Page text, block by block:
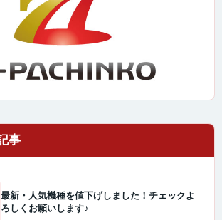
最新・人気機種を値下げしました！チェックよ
ろしくお願いします♪